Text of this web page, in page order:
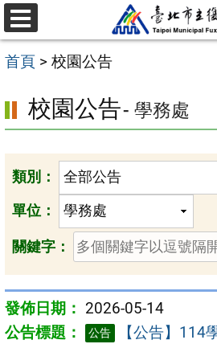
跳
至
主
內
容
區
選
單
首頁 > 校園公告
校園公告- 學務處
類別：
單位：
關鍵字：
2026-05-14
公告
【公告】114